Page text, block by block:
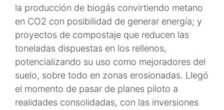
la producción de biogás convirtiendo metano
en CO2 con posibilidad de generar energía; y
proyectos de compostaje que reducen las
toneladas dispuestas en los rellenos,
potencializando su uso como mejoradores del
suelo, sobre todo en zonas erosionadas. Llegó
el momento de pasar de planes piloto a
realidades consolidadas, con las inversiones